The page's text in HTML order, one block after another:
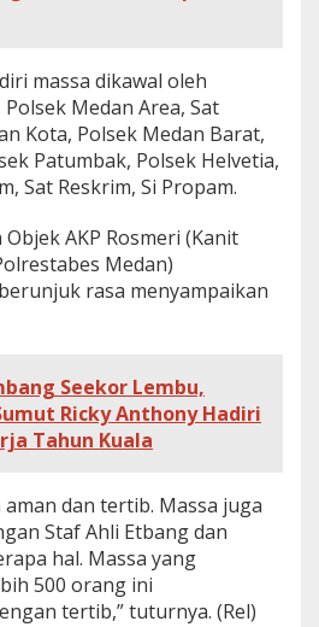
massa dikawal oleh
Medan Area, Sat
Kota, Polsek Medan Barat,
Patumbak, Polsek Helvetia,
Sat Reskrim, Si Propam.
AKP Rosmeri (Kanit
Medan)
rasa menyampaikan
Seekor Lembu,
Ricky Anthony Hadiri
Tahun Kuala
dan tertib. Massa juga
Staf Ahli Etbang dan
hal. Massa yang
500 orang ini
tertib,” tuturnya. (Rel)